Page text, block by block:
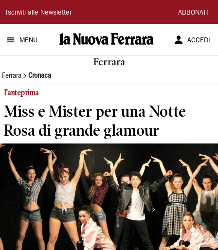
La
Nuova
Ferrara
Iscriviti alle Newsletter ABBONATI
MENU ACCEDI
Ferrara
Ferrara Cronaca
l’anteprima
Miss e Mister per una Notte
Rosa di grande glamour